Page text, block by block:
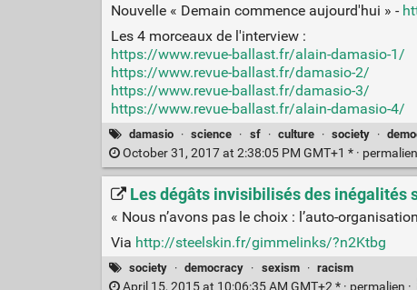
Nouvelle « Demain commence aujourd'hui » -
Les 4 morceaux de l'interview :
https://www.revue-ballast.fr/alain-damasio-1/
https://www.revue-ballast.fr/damasio-2/
https://www.revue-ballast.fr/damasio-3/
https://www.revue-ballast.fr/alain-damasio-4/
damasio · science · sf · culture · society ·
October 31, 2017 at 2:38:05 PM GMT+1 * · permalien
Les dégâts invisibilisés des
« Nous n’avons pas le choix : l’auto-
Via http://steelskin.fr/gimmelinks/?n2Ktbg
society · democracy · sexism · racism
April 15, 2015 at 10:06:35 AM GMT+2 * · permalien ·